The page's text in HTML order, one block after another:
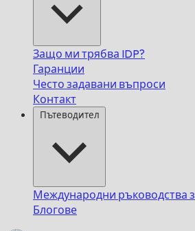
Защо ми трябва IDP?
Гаранции
Често задавани въпроси
Контакт
Пътеводител
Международни ръководства
Блогове